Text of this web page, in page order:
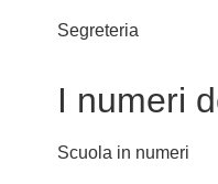
Segreteria
I numeri
Scuola in numeri